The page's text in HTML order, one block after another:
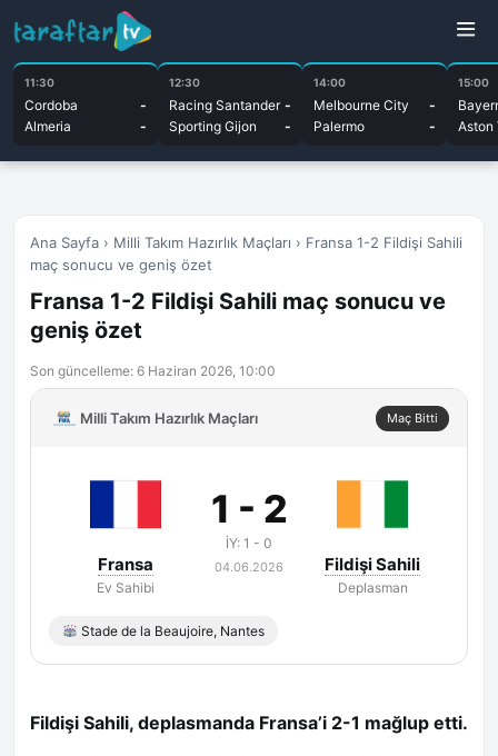
11:30
Cordoba
-
Almeria
-
12:30
Racing Santander -
Sporting Gijon
-
14:00
Melbourne City
-
Palermo
-
15:00
Aston
Ana Sayfa › Milli Takım Hazırlık Maçları › Fransa 1-2 Fildişi Sahili
maç sonucu ve geniş özet
Fransa 1-2 Fildişi Sahili maç sonucu ve
geniş özet
Son güncelleme: 6 Haziran 2026, 10:00
Milli Takım Hazırlık Maçları Maç Bitti
Fransa
Ev Sahibi
1 - 2
İY: 1 - 0
04.06.2026 Fildişi Sahili
Deplasman
Stade de la Beaujoire, Nantes
Fildişi Sahili, deplasmanda Fransa’i 2-1 mağlup etti.